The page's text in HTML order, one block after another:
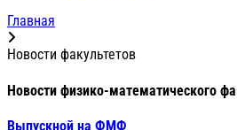
Главная
Новости факультетов
Новости физико-математического
Выпускной на ФМФ